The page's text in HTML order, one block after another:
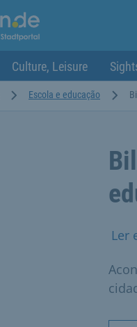
Culture, Leisure
Escola e educação
Ler